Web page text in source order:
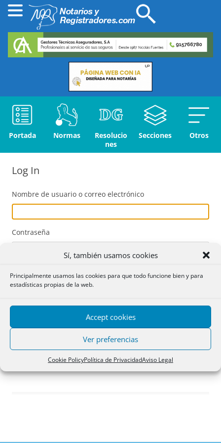
Sí, también usamos cookies
Principalmente usamos las cookies para que todo funcione bien y para
estadísticas propias de la web.
Accept cookies
Ver preferencias
Cookie PolicyPolítica de PrivacidadAviso Legal
Portada Normas
Resolucio
nes
Secciones Otros
Log In
Nombre de usuario o correo electrónico
Contraseña
Acceder
Registro
¿Has olvidado tu contraseña?